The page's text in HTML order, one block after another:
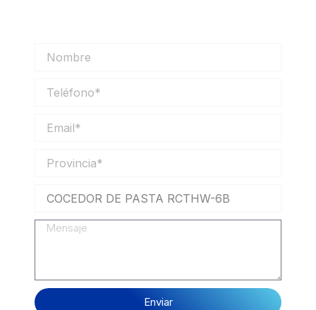
Mensaje
Enviar